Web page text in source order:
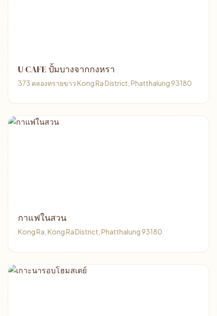
U CAFE ปั้มบางจากกงหรา
373 คลองทรายขาว Kong Ra District, Phatthalung 93180
กาแฟในสวน
Kong Ra, Kong Ra District, Phatthalung 93180